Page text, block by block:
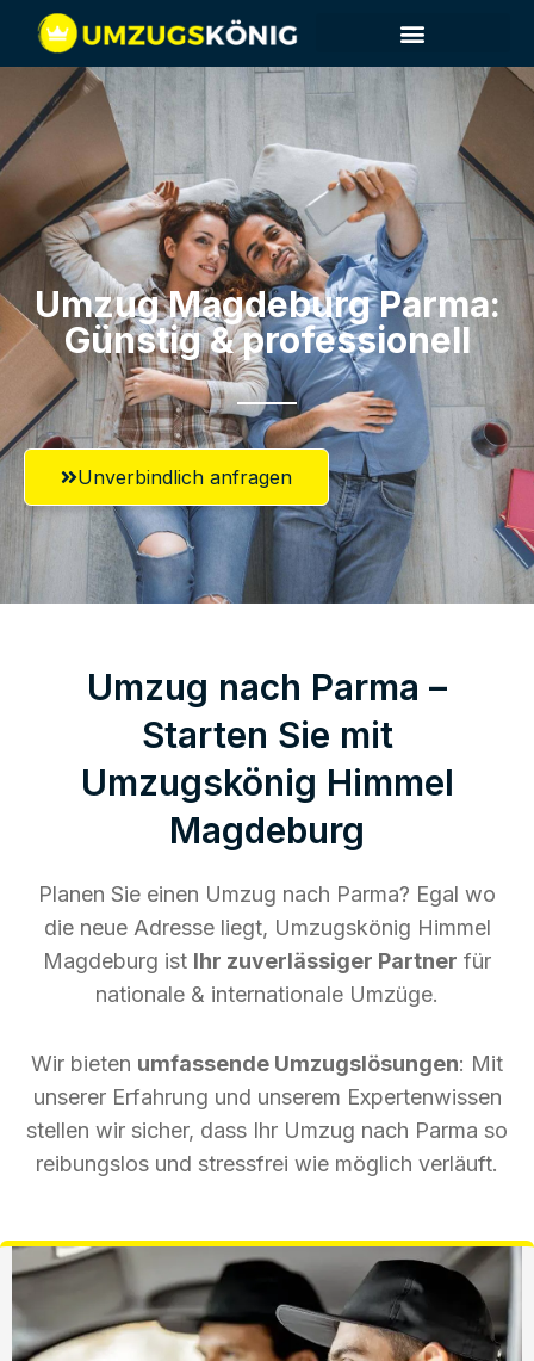
Umzug Magdeburg​ Parma:
Günstig & professionell​
Unverbindlich anfragen
Umzug nach Parma –
Starten Sie mit
Umzugskönig Himmel
Magdeburg
Planen Sie einen Umzug nach Parma? Egal wo
die neue Adresse liegt, Umzugskönig Himmel
Magdeburg ist Ihr zuverlässiger Partner für
nationale & internationale Umzüge.
Wir bieten umfassende Umzugslösungen: Mit
unserer Erfahrung und unserem Expertenwissen
stellen wir sicher, dass Ihr Umzug nach Parma so
reibungslos und stressfrei wie möglich verläuft.